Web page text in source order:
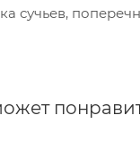
сучьев,